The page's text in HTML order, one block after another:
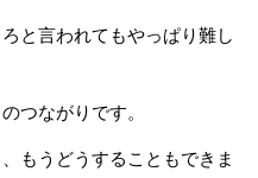
と言われてもやっぱり難し
つながりです。
もうどうすることもできま